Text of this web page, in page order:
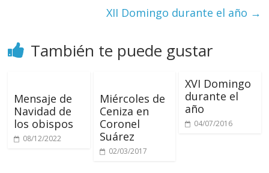
XII Domingo durante el año →
También te puede gustar
Mensaje de
Navidad de
los obispos
08/12/2022
Miércoles de
Ceniza en
Coronel
Suárez
02/03/2017
XVI Domingo
durante el
año
04/07/2016